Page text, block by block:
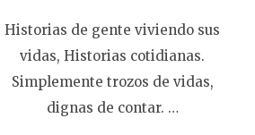
Historias de gente viviendo sus
vidas, Historias cotidianas.
Simplemente trozos de vidas,
dignas de contar. …